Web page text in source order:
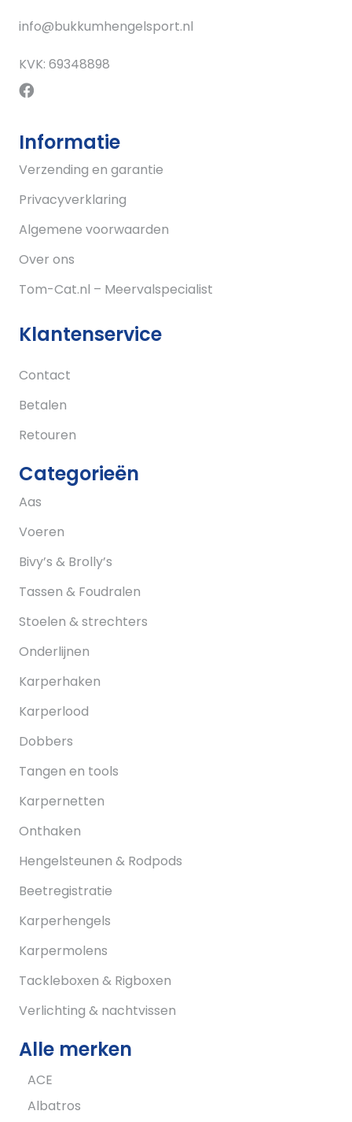
info@bukkumhengelsport.nl
KVK: 69348898
Informatie
Verzending en garantie
Privacyverklaring
Algemene voorwaarden
Over ons
Tom-Cat.nl – Meervalspecialist
Klantenservice
Contact
Betalen
Retouren
Categorieën
Aas
Voeren
Bivy’s & Brolly’s
Tassen & Foudralen
Stoelen & strechters
Onderlijnen
Karperhaken
Karperlood
Dobbers
Tangen en tools
Karpernetten
Onthaken
Hengelsteunen & Rodpods
Beetregistratie
Karperhengels
Karpermolens
Tackleboxen & Rigboxen
Verlichting & nachtvissen
Alle merken
ACE
Albatros